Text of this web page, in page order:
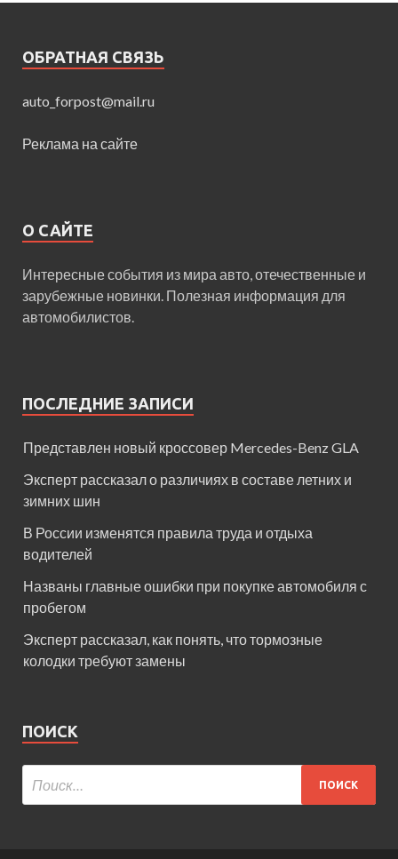
ОБРАТНАЯ СВЯЗЬ
auto_forpost@mail.ru
Реклама на сайте
О САЙТЕ
Интересные события из мира авто, отечественные и
зарубежные новинки. Полезная информация для
автомобилистов.
ПОСЛЕДНИЕ ЗАПИСИ
Представлен новый кроссовер Mercedes-Benz GLA
Эксперт рассказал о различиях в составе летних и
зимних шин
В России изменятся правила труда и отдыха
водителей
Названы главные ошибки при покупке автомобиля с
пробегом
Эксперт рассказал, как понять, что тормозные
колодки требуют замены
ПОИСК